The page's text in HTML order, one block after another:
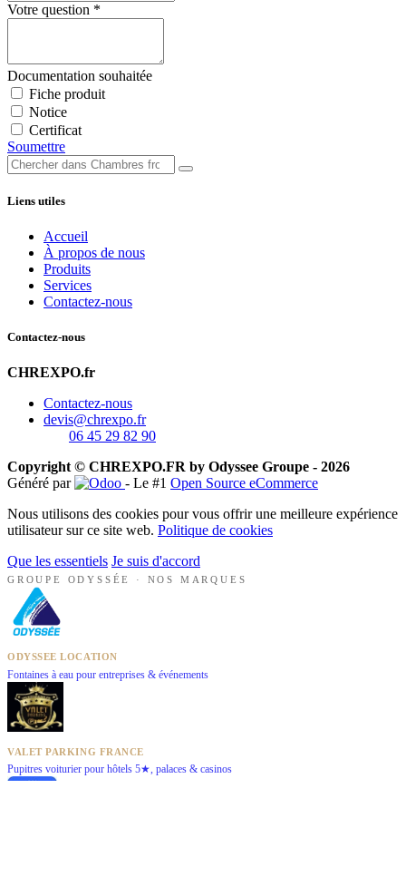
Votre question *
Documentation souhaitée
Fiche produit
Notice
Certificat
Soumettre
Liens utiles
Accueil
À propos de nous
Produits
Services
Contactez-nous
Contactez-nous
CHREXPO.fr
Contactez-nous
devis@chrexpo.fr
06 45 29 82 90
Copyright © CHREXPO.FR by Odyssee Groupe - 2026
Généré par
- Le #1 Open Source eCommerce
Nous utilisons des cookies pour vous offrir une meilleure expérience
utilisateur sur ce site web. Politique de cookies
Que les essentiels Je suis d'accord
GROUPE ODYSSÉE · NOS MARQUES
ODYSSEE LOCATION
Fontaines à eau pour entreprises & événements
VALET PARKING FRANCE
Pupitres voiturier pour hôtels 5★, palaces & casinos